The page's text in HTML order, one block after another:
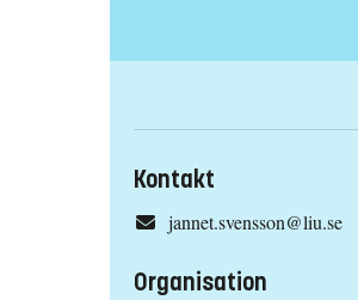
Kontakt
jannet.svensson@liu.se
Organisation